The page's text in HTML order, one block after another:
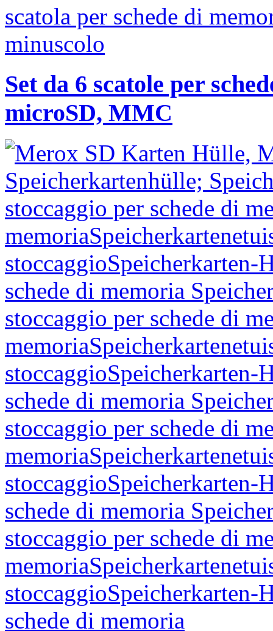
scatola per schede di
minuscolo
Set da 6 scatole per
microSD, MMC